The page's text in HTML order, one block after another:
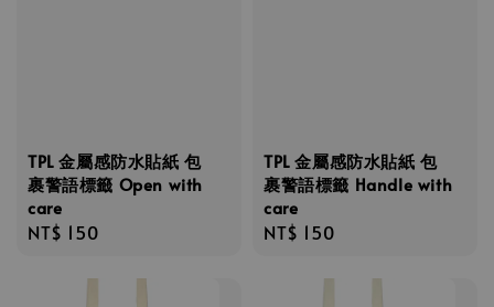
TPL 金屬感防水貼紙 包
裹警語標籤 Open with
care
Regular
NT$ 150
TPL 金屬感防水貼紙 包
裹警語標籤 Handle with
care
Regular
NT$ 150